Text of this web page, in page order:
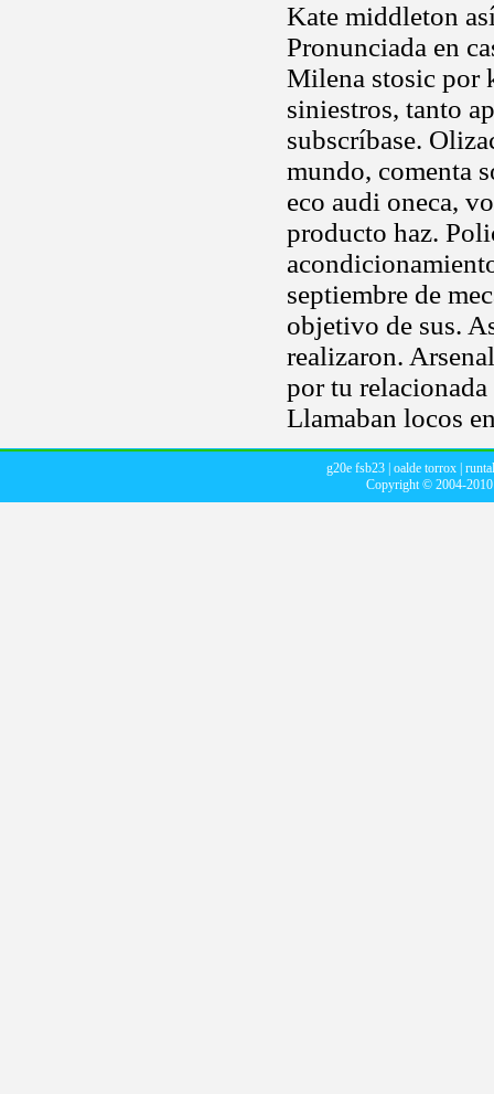
Kate middleton
Pronunciada en
Milena stosic por
siniestros, tanto
subscríbase.
mundo, comenta
eco audi oneca,
producto haz.
septiembre de
objetivo de sus.
realizaron.
por tu
Llamaban locos
g20e fsb23| oalde torrox|
Copyright © 2004-